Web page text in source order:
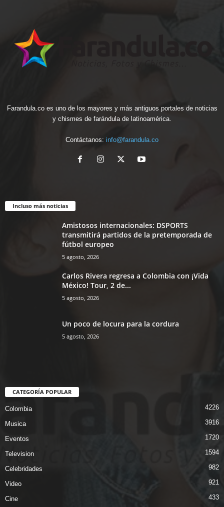
Farandula.co es uno de los mayores y más antiguos portales de noticias
y chismes de farándula de latinoamérica.
Contáctanos: info@farandula.co
Incluso más noticias
Amistosos internacionales: DSPORTS
transmitirá partidos de la pretemporada de
fútbol europeo
5 agosto, 2026
Carlos Rivera regresa a Colombia con ¡Vida
México! Tour, 2 de...
5 agosto, 2026
Un poco de locura para la cordura
5 agosto, 2026
CATEGORÍA POPULAR
Colombia 4226
Musica 3916
Eventos 1720
Television 1594
Celebridades 982
Video 921
Cine 433